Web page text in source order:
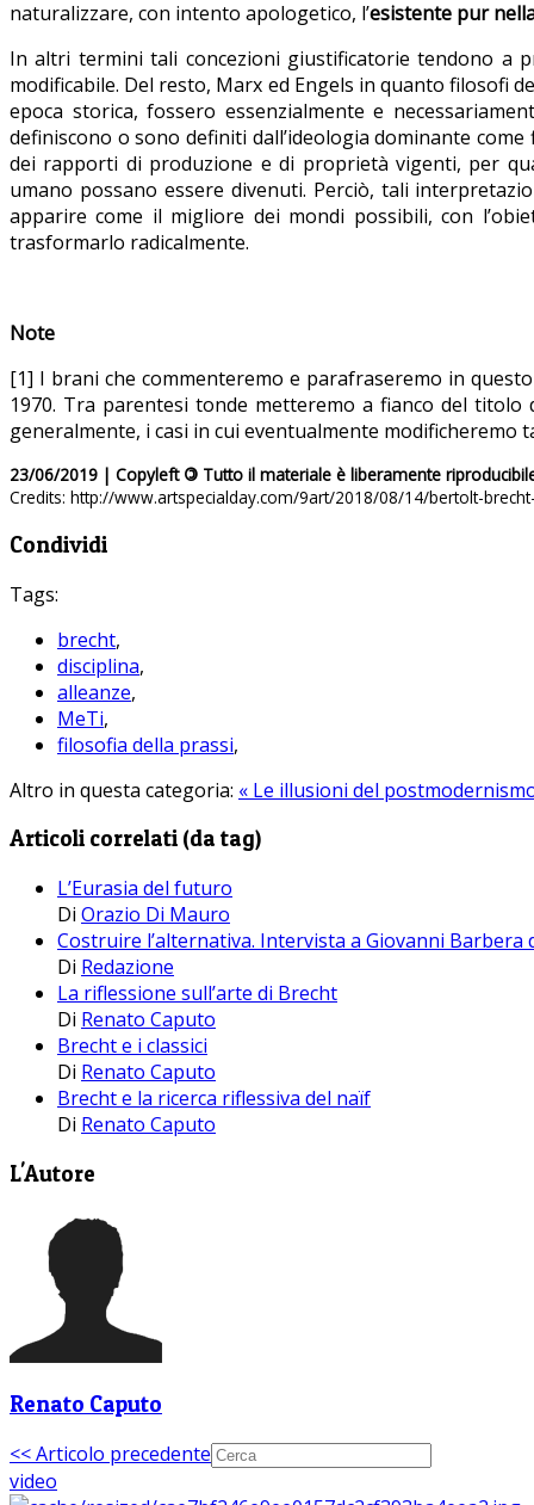
naturalizzare, con intento apologetico, l’esistente pur
In altri termini tali concezioni giustificatorie tendono a
modificabile. Del resto, Marx ed Engels in quanto filosofi
epoca storica, fossero essenzialmente e
definiscono o sono definiti dall’ideologia dominante
dei rapporti di produzione e di proprietà vigenti, per
umano possano essere divenuti. Perciò, tali
apparire come il migliore dei mondi possibili, con
trasformarlo radicalmente.
Note
[1] I brani che commenteremo e parafraseremo in
1970. Tra parentesi tonde metteremo a fianco del
generalmente, i casi in cui eventualmente modificheremo
23/06/2019 | Copyleft © Tutto il materiale è liberamente
Credits: http://www.artspecialday.com/9art/2018/08/14/bertolt-
Condividi
Tags:
brecht,
disciplina,
alleanze,
MeTi,
filosofia della prassi,
Altro in questa categoria: « Le illusioni del
Articoli correlati (da tag)
L’Eurasia del futuro
Di Orazio Di Mauro
Costruire l’alternativa. Intervista a Giovanni
Di Redazione
La riflessione sull’arte di Brecht
Di Renato Caputo
Brecht e i classici
Di Renato Caputo
Brecht e la ricerca riflessiva del naïf
Di Renato Caputo
L'Autore
Renato Caputo
<< Articolo precedente
video